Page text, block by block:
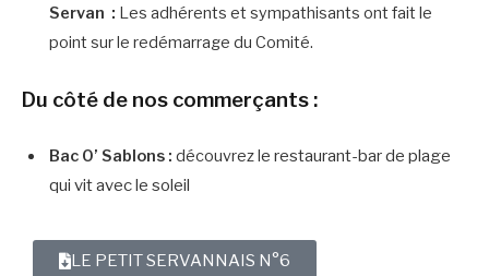
Servan : Les adhérents et sympathisants ont fait le
point sur le redémarrage du Comité.
Du côté de nos commerçants :
Bac O’ Sablons : découvrez l e restaurant-bar de plage
qui vit avec le soleil
LE PETIT SERVANNAIS N°6